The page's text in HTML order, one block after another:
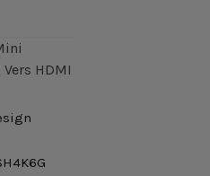
HDMI